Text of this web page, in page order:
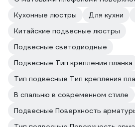
Кухонные люстры
Для кухни
Китайские подвесные люстры
Подвесные светодиодные
Подвесные Тип крепления планка
Тип подвесные Тип крепления
В спальню в современном стиле
Подвесные Поверхность